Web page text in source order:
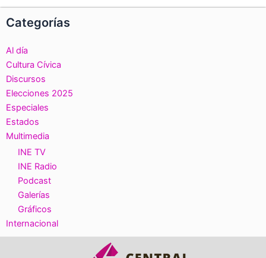
Categorías
Al día
Cultura Cívica
Discursos
Elecciones 2025
Especiales
Estados
Multimedia
INE TV
INE Radio
Podcast
Galerías
Gráficos
Internacional